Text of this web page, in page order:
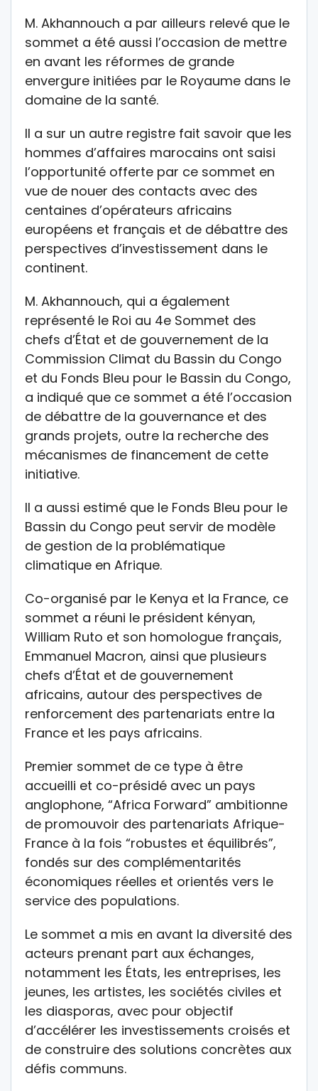
M. Akhannouch a par ailleurs relevé que le
sommet a été aussi l’occasion de mettre
en avant les réformes de grande
envergure initiées par le Royaume dans le
domaine de la santé.
Il a sur un autre registre fait savoir que les
hommes d’affaires marocains ont saisi
l’opportunité offerte par ce sommet en
vue de nouer des contacts avec des
centaines d’opérateurs africains
européens et français et de débattre des
perspectives d’investissement dans le
continent.
M. Akhannouch, qui a également
représenté le Roi au 4e Sommet des
chefs d’État et de gouvernement de la
Commission Climat du Bassin du Congo
et du Fonds Bleu pour le Bassin du Congo,
a indiqué que ce sommet a été l’occasion
de débattre de la gouvernance et des
grands projets, outre la recherche des
mécanismes de financement de cette
initiative.
Il a aussi estimé que le Fonds Bleu pour le
Bassin du Congo peut servir de modèle
de gestion de la problématique
climatique en Afrique.
Co-organisé par le Kenya et la France, ce
sommet a réuni le président kényan,
William Ruto et son homologue français,
Emmanuel Macron, ainsi que plusieurs
chefs d’État et de gouvernement
africains, autour des perspectives de
renforcement des partenariats entre la
France et les pays africains.
Premier sommet de ce type à être
accueilli et co-présidé avec un pays
anglophone, “Africa Forward” ambitionne
de promouvoir des partenariats Afrique-
France à la fois “robustes et équilibrés”,
fondés sur des complémentarités
économiques réelles et orientés vers le
service des populations.
Le sommet a mis en avant la diversité des
acteurs prenant part aux échanges,
notamment les États, les entreprises, les
jeunes, les artistes, les sociétés civiles et
les diasporas, avec pour objectif
d’accélérer les investissements croisés et
de construire des solutions concrètes aux
défis communs.